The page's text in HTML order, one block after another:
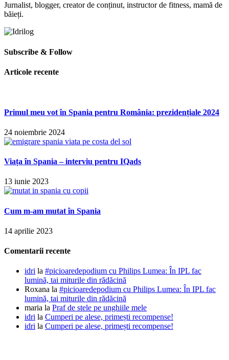
Jurnalist, blogger, creator de conținut, instructor de fitness, mamă de
băieți.
Subscribe & Follow
Articole recente
Primul meu vot în Spania pentru România: prezidențiale 2024
24 noiembrie 2024
Viața în Spania – interviu pentru IQads
13 iunie 2023
Cum m-am mutat în Spania
14 aprilie 2023
Comentarii recente
idri la #picioaredepodium cu Philips Lumea: În IPL fac
lumină, tai miturile din rădăcină
Roxana la #picioaredepodium cu Philips Lumea: În IPL fac
lumină, tai miturile din rădăcină
maria la Praf de stele pe unghiile mele
idri la Cumperi pe alese, primești recompense!
idri la Cumperi pe alese, primești recompense!